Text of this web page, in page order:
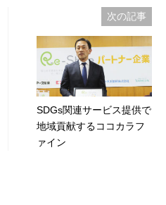
次の記事
SDGs関連サービス提供で
地域貢献するココカラフ
ァイン